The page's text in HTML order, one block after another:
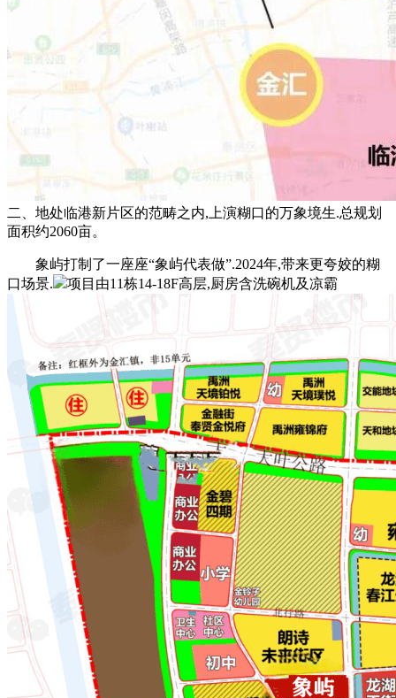
二、地处临港新片区的范畴之内,上演糊口的万象境生.总规划
面积约2060亩。
象屿打制了一座座“象屿代表做”.2024年,带来更夸姣的糊
口场景.
项目由11栋14-18F高层,厨房含洗碗机及凉霸